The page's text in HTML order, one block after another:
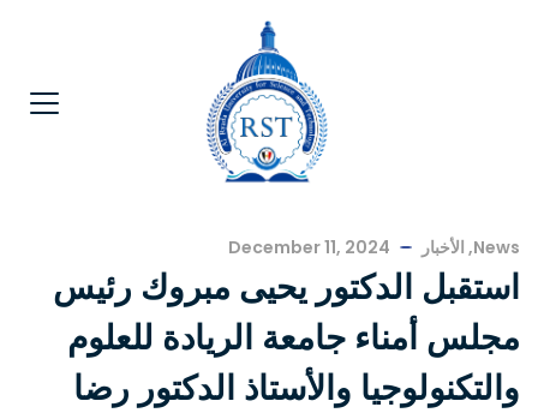
News
, الأخبار December 11, 2024
استقبل الدكتور يحيى مبروك رئيس
مجلس أمناء جامعة الريادة للعلوم
والتكنولوجيا والأستاذ الدكتور رضا